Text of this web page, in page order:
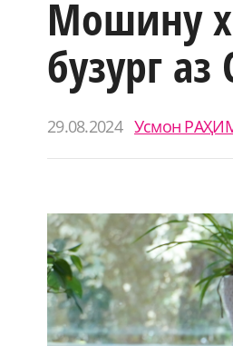
Мошину
бузург
29.08.2024 Усмон